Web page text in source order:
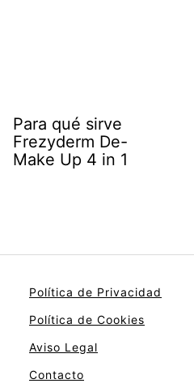
Para qué sirve
Frezyderm De-
Make Up 4 in 1
Política de Privacidad
Política de Cookies
Aviso Legal
Contacto